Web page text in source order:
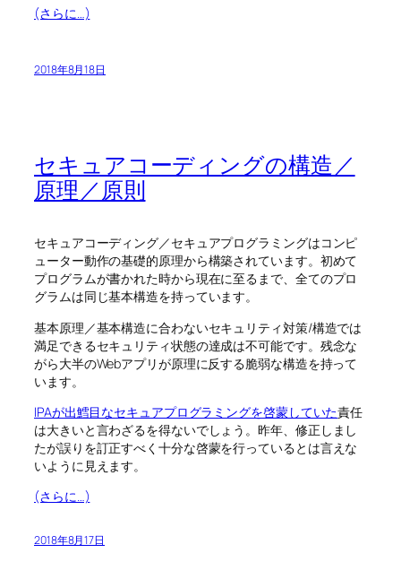
(さらに…)
2018年8月18日
セキュアコーディングの構造／
原理／原則
セキュアコーディング／セキュアプログラミングはコンピ
ューター動作の基礎的原理から構築されています。初めて
プログラムが書かれた時から現在に至るまで、全てのプロ
グラムは同じ基本構造を持っています。
基本原理／基本構造に合わないセキュリティ対策/構造では
満足できるセキュリティ状態の達成は不可能です。残念な
がら大半のWebアプリが原理に反する脆弱な構造を持って
います。
IPAが出鱈目なセキュアプログラミングを啓蒙していた責任
は大きいと言わざるを得ないでしょう。昨年、修正しまし
たが誤りを訂正すべく十分な啓蒙を行っているとは言えな
いように見えます。
(さらに…)
2018年8月17日